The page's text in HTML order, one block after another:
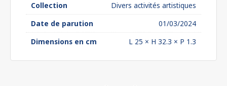
Collection
Divers activités artistiques
Date de parution
01/03/2024
Dimensions en cm
L 25 × H 32.3 × P 1.3